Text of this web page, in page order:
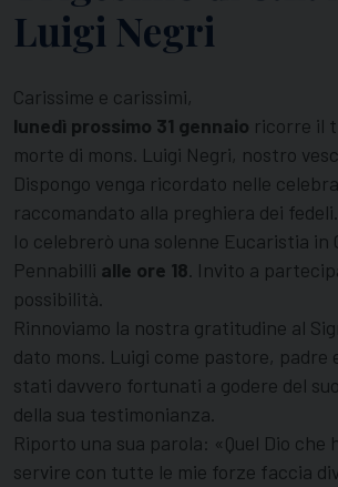
Luigi Negri
Carissime e carissimi,
lunedì prossimo 31 gennaio ricorre il
morte di mons. Luigi Negri, nostro
Dispongo venga ricordato nelle
raccomandato alla preghiera dei fedeli.
Io celebrerò una solenne Eucaristia in
Pennabilli alle ore 18 . Invito a
possibilità.
Rinnoviamo la nostra gratitudine al
dato mons. Luigi come pastore, padre
stati davvero fortunati a godere del
della sua testimonianza.
Riporto una sua parola: «Quel Dio che
servire con tutte le mie forze faccia